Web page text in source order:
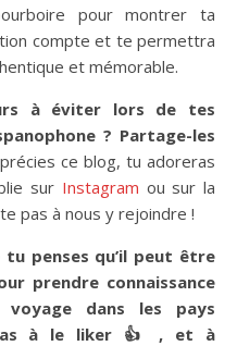
pour montrer ta
compte et te permettra
et mémorable.
à éviter lors de tes
? Partage-les
ce blog, tu adoreras
sur Instagram ou sur la
pas à nous y rejoindre !
penses qu’il peut être
prendre connaissance
dans les pays
pas à le liker 👍 , et à